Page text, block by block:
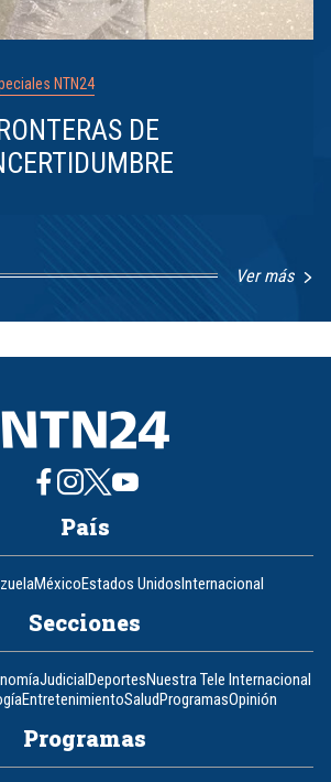
NTN24
DE
Ver más
País
MéxicoEstados UnidosInternacional
Secciones
JudicialDeportesNuestra Tele Internacional
EntretenimientoSaludProgramasOpinión
Programas